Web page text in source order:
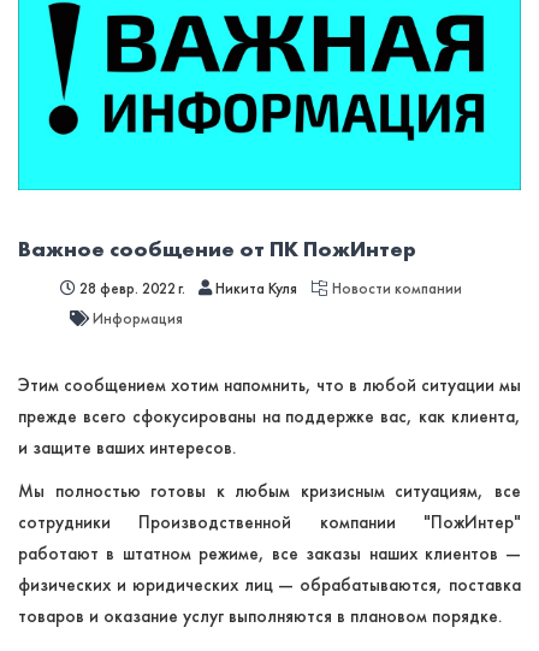
Важное сообщение от ПК ПожИнтер
28 февр. 2022 г. Никита Куля
Новости компании
Информация
Этим сообщением хотим напомнить, что в любой ситуации мы
прежде всего сфокусированы на поддержке вас, как клиента,
и защите ваших интересов.
Мы полностью готовы к любым кризисным ситуациям, все
сотрудники Производственной компании "ПожИнтер"
работают в штатном режиме, все заказы наших клиентов —
физических и юридических лиц — обрабатываются, поставка
товаров и оказание услуг выполняются в плановом порядке.